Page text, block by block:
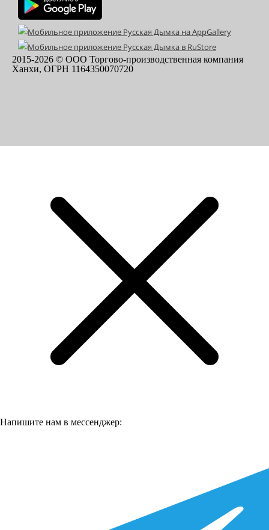
2015-2026 © ООО Торгово-производственная компания
Ханхи, ОГРН 1164350070720
Напишите нам в мессенджер: